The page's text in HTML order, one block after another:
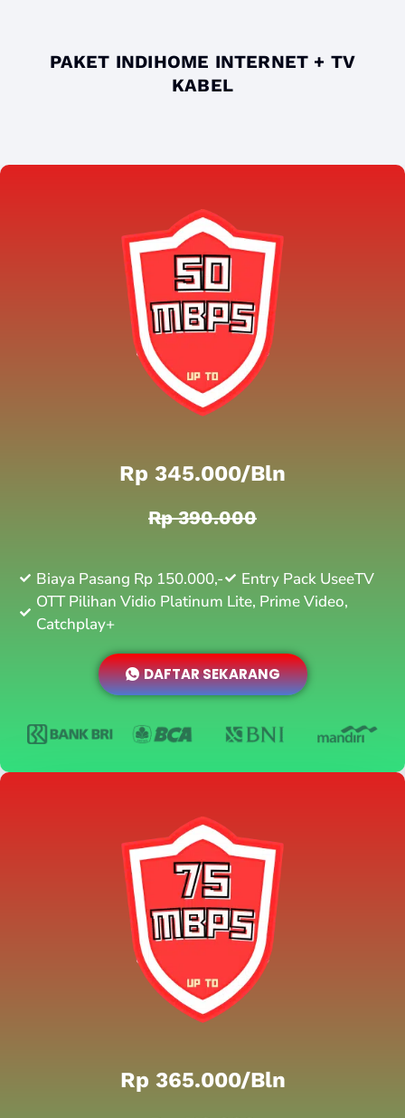
PAKET INDIHOME INTERNET + TV
KABEL
Rp 345.000/bln
Rp 390.000
Biaya Pasang Rp 150.000,-
Entry Pack UseeTV
OTT Pilihan Vidio Platinum Lite, Prime Video,
Catchplay+
DAFTAR SEKARANG
Rp 365.000/bln